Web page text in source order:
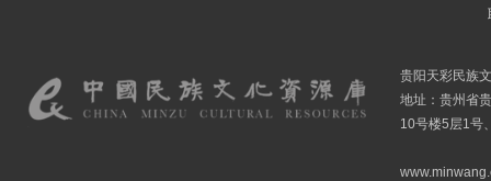
贵阳天彩民族
地址：贵州省
10号楼5层1号